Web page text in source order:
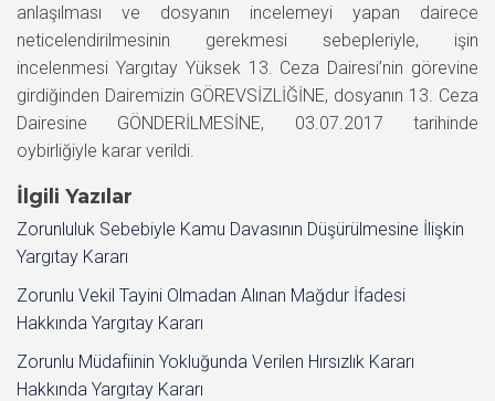
anlaşılması ve dosyanın incelemeyi yapan dairece
neticelendirilmesinin gerekmesi sebepleriyle, işin
incelenmesi Yargıtay Yüksek 13. Ceza Dairesi’nin görevine
girdiğinden Dairemizin GÖREVSİZLİĞİNE, dosyanın 13. Ceza
Dairesine GÖNDERİLMESİNE, 03.07.2017 tarihinde
oybirliğiyle karar verildi.
İlgili Yazılar
Zorunluluk Sebebiyle Kamu Davasının Düşürülmesine İlişkin
Yargıtay Kararı
Zorunlu Vekil Tayini Olmadan Alınan Mağdur İfadesi
Hakkında Yargıtay Kararı
Zorunlu Müdafiinin Yokluğunda Verilen Hırsızlık Kararı
Hakkında Yargıtay Kararı